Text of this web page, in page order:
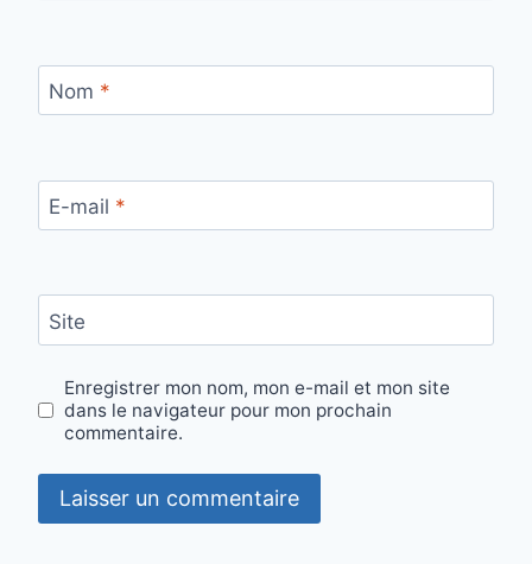
Nom *
E-mail *
Site
Enregistrer mon nom, mon e-mail et mon site
dans le navigateur pour mon prochain
commentaire.